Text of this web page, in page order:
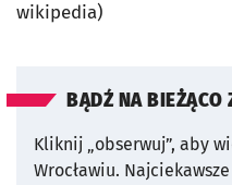
wikipedia)
BĄDŹ NA
Kliknij „obserwuj”, aby
Wrocławiu.